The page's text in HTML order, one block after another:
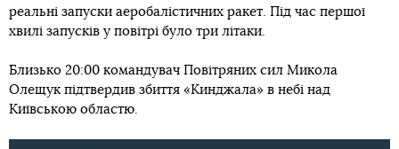
реальні запуски аеробалістичних ракет. Під час першої
хвилі запусків у повітрі було три літаки.
Близько 20:00 командувач Повітряних сил Микола
Олещук підтвердив збиття «Кинджала» в небі над
Київською областю.